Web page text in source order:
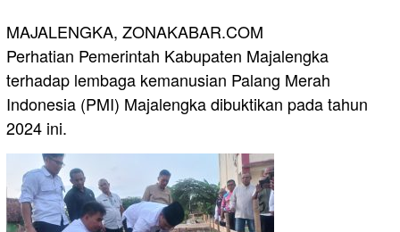
MAJALENGKA, ZONAKABAR.COM
Perhatian Pemerintah Kabupaten Majalengka
terhadap lembaga kemanusian Palang Merah
Indonesia (PMI) Majalengka dibuktikan pada tahun
2024 ini.